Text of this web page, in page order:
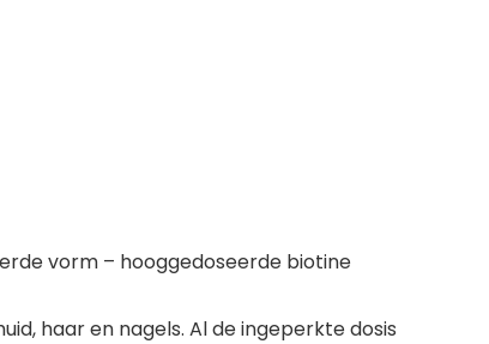
vorm – hooggedoseerde biotine
haar en nagels. Al de ingeperkte dosis